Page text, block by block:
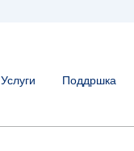
Услуги Поддршка